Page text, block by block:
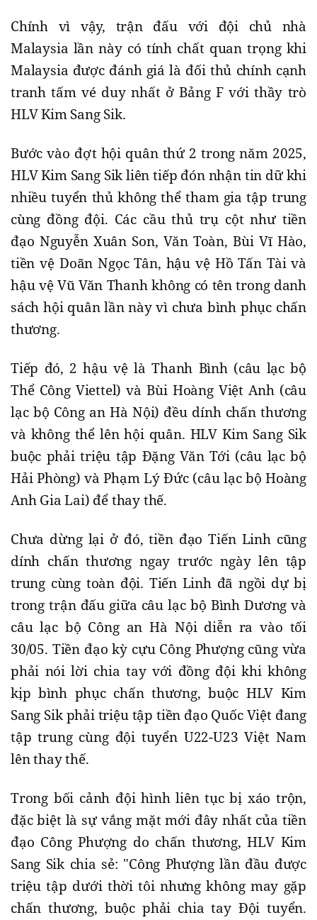
Chính vì vậy, trận đấu với đội chủ nhà
Malaysia lần này có tính chất quan trọng khi
Malaysia được đánh giá là đối thủ chính cạnh
tranh tấm vé duy nhất ở Bảng F với thầy trò
HLV Kim Sang Sik.
Bước vào đợt hội quân thứ 2 trong năm 2025,
HLV Kim Sang Sik liên tiếp đón nhận tin dữ khi
nhiều tuyển thủ không thể tham gia tập trung
cùng đồng đội. Các cầu thủ trụ cột như tiền
đạo Nguyễn Xuân Son, Văn Toàn, Bùi Vĩ Hào,
tiền vệ Doãn Ngọc Tân, hậu vệ Hồ Tấn Tài và
hậu vệ Vũ Văn Thanh không có tên trong danh
sách hội quân lần này vì chưa bình phục chấn
thương.
Tiếp đó, 2 hậu vệ là Thanh Bình (câu lạc bộ
Thể Công Viettel) và Bùi Hoàng Việt Anh (câu
lạc bộ Công an Hà Nội) đều dính chấn thương
và không thể lên hội quân. HLV Kim Sang Sik
buộc phải triệu tập Đặng Văn Tới (câu lạc bộ
Hải Phòng) và Phạm Lý Đức (câu lạc bộ Hoàng
Anh Gia Lai) để thay thế.
Chưa dừng lại ở đó, tiền đạo Tiến Linh cũng
dính chấn thương ngay trước ngày lên tập
trung cùng toàn đội. Tiến Linh đã ngồi dự bị
trong trận đấu giữa câu lạc bộ Bình Dương và
câu lạc bộ Công an Hà Nội diễn ra vào tối
30/05. Tiền đạo kỳ cựu Công Phượng cũng vừa
phải nói lời chia tay với đồng đội khi không
kịp bình phục chấn thương, buộc HLV Kim
Sang Sik phải triệu tập tiền đạo Quốc Việt đang
tập trung cùng đội tuyển U22-U23 Việt Nam
lên thay thế.
Trong bối cảnh đội hình liên tục bị xáo trộn,
đặc biệt là sự vắng mặt mới đây nhất của tiền
đạo Công Phượng do chấn thương, HLV Kim
Sang Sik chia sẻ: "Công Phượng lần đầu được
triệu tập dưới thời tôi nhưng không may gặp
chấn thương, buộc phải chia tay Đội tuyển.